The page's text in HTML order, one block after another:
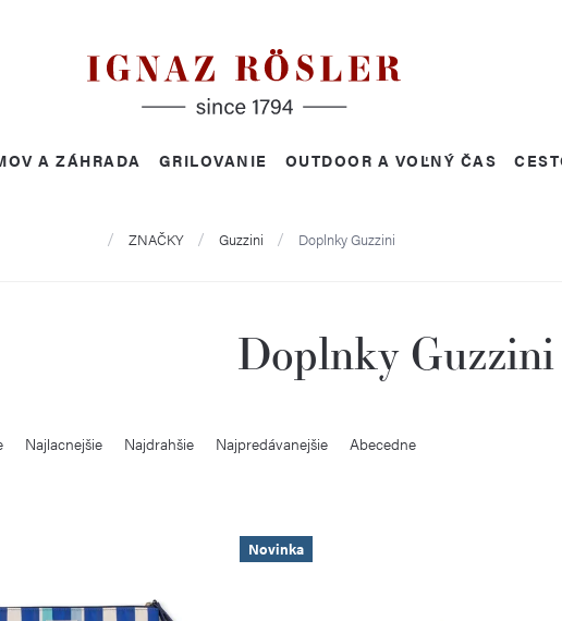
A ZÁHRADA GRILOVANIE OUTDOOR A VOĽNÝ ČAS
DomovZNAČKY Guzzini Doplnky Guzzini
Doplnky Guzzini
Najlacnejšie Najdrahšie Najpredávanejšie Abecedne
Novinka